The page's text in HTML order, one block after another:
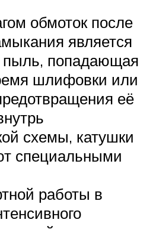
обмоток после
является
пыль, попадающая
шлифовки или
её
схемы, катушки
специальными
работы в